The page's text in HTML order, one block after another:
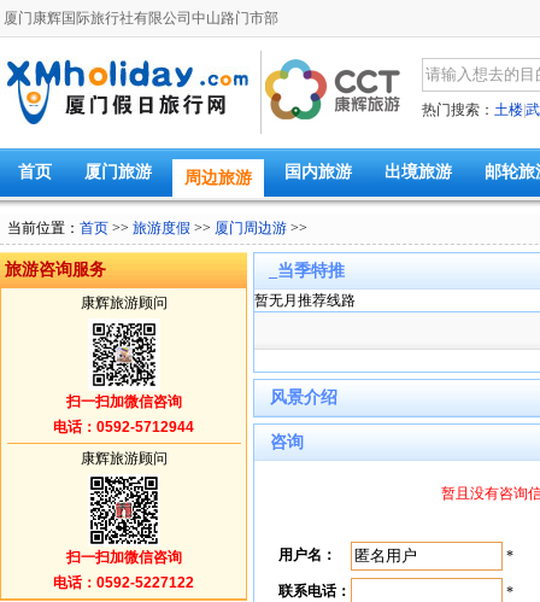
厦门康辉国际旅行社有限公司中山路门市部
热门搜索： 土楼
首页 厦门旅游 周边旅游 国内旅游 出境旅游 邮轮旅
当前位置： 首页 >> 旅游度假 >> 厦门周边游 >>
旅游咨询服务
康辉旅游顾问
扫一扫加微信咨询
电话：0592-5712944
康辉旅游顾问
扫一扫加微信咨询
电话：0592-5227122
_当季特推
暂无月推荐线路
风景介绍
咨询
暂且没有咨询
用户名： *
联系电话： *